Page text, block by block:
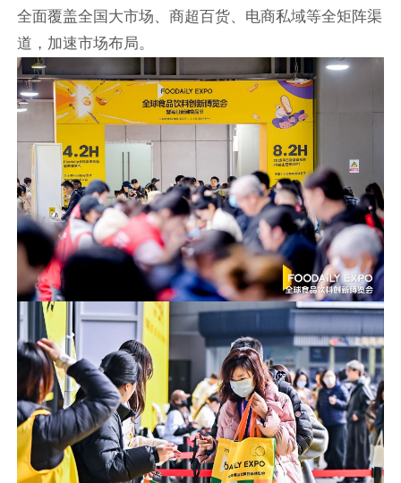
全面覆盖全国大市场、商超百货、电商私域等全矩阵渠
道，加速市场布局。